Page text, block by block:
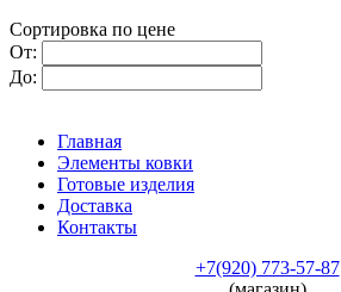
Сортировка по цене
От:
До:
Главная
Элементы ковки
Готовые изделия
Доставка
Контакты
+7(920) 773-57-87